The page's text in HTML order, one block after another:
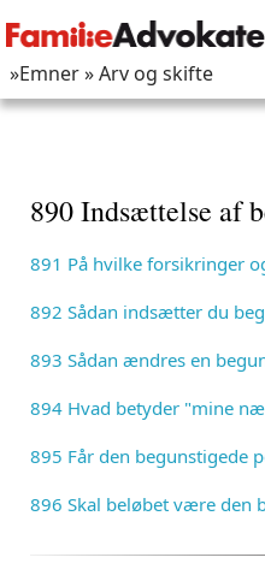
»Emner» Arv og skifte
890 Indsættelse af
891 På hvilke forsikringer
892 Sådan indsætter du
893 Sådan ændres en
894 Hvad betyder "mine
895 Får den begunstigede
896 Skal beløbet være den